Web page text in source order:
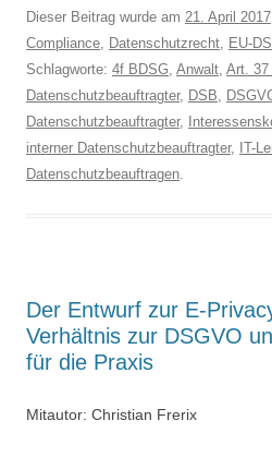
Dieser Beitrag wurde am 21. April 2017
Compliance, Datenschutzrecht, EU-
Schlagworte: 4f BDSG, Anwalt, Art. 37
Datenschutzbeauftragter, DSB,
Datenschutzbeauftragter,
interner Datenschutzbeauftragter, IT-
Datenschutzbeauftragen.
Der Entwurf zur E-
Verhältnis zur DSGVO
für die Praxis
Mitautor: Christian Frerix